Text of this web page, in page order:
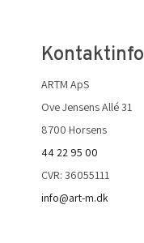
Kontaktinfo
ARTM ApS
Ove Jensens Allé 31
8700 Horsens
44 22 95 00
CVR: 36055111
info@art-m.dk